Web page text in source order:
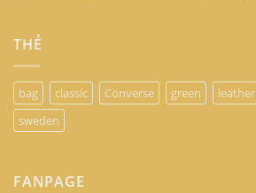
THẺ
bag classic Converse green leather
sweden
FANPAGE